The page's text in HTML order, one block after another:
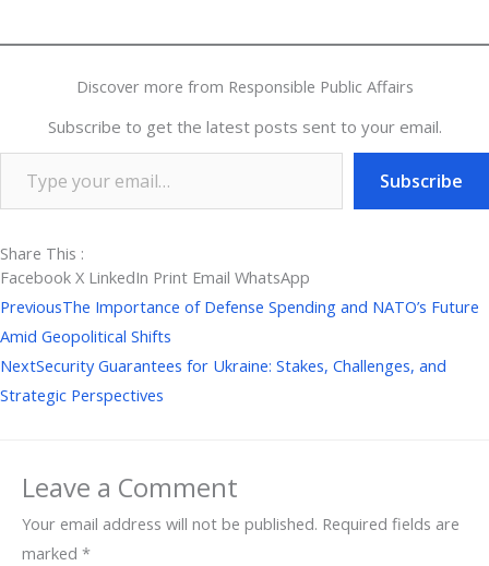
Discover more from Responsible Public Affairs
Subscribe to get the latest posts sent to your email.
Subscribe
Share This :
Facebook X LinkedIn Print Email WhatsApp
Prev
PreviousThe Importance of Defense Spending and NATO’s Future
Amid Geopolitical Shifts
NextSecurity Guarantees for Ukraine: Stakes, Challenges, and
Strategic Perspectives
Next
Leave a Comment
Your email address will not be published. Required fields are
marked *